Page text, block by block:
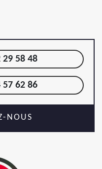
29 58 48
57 62 86
NOUS